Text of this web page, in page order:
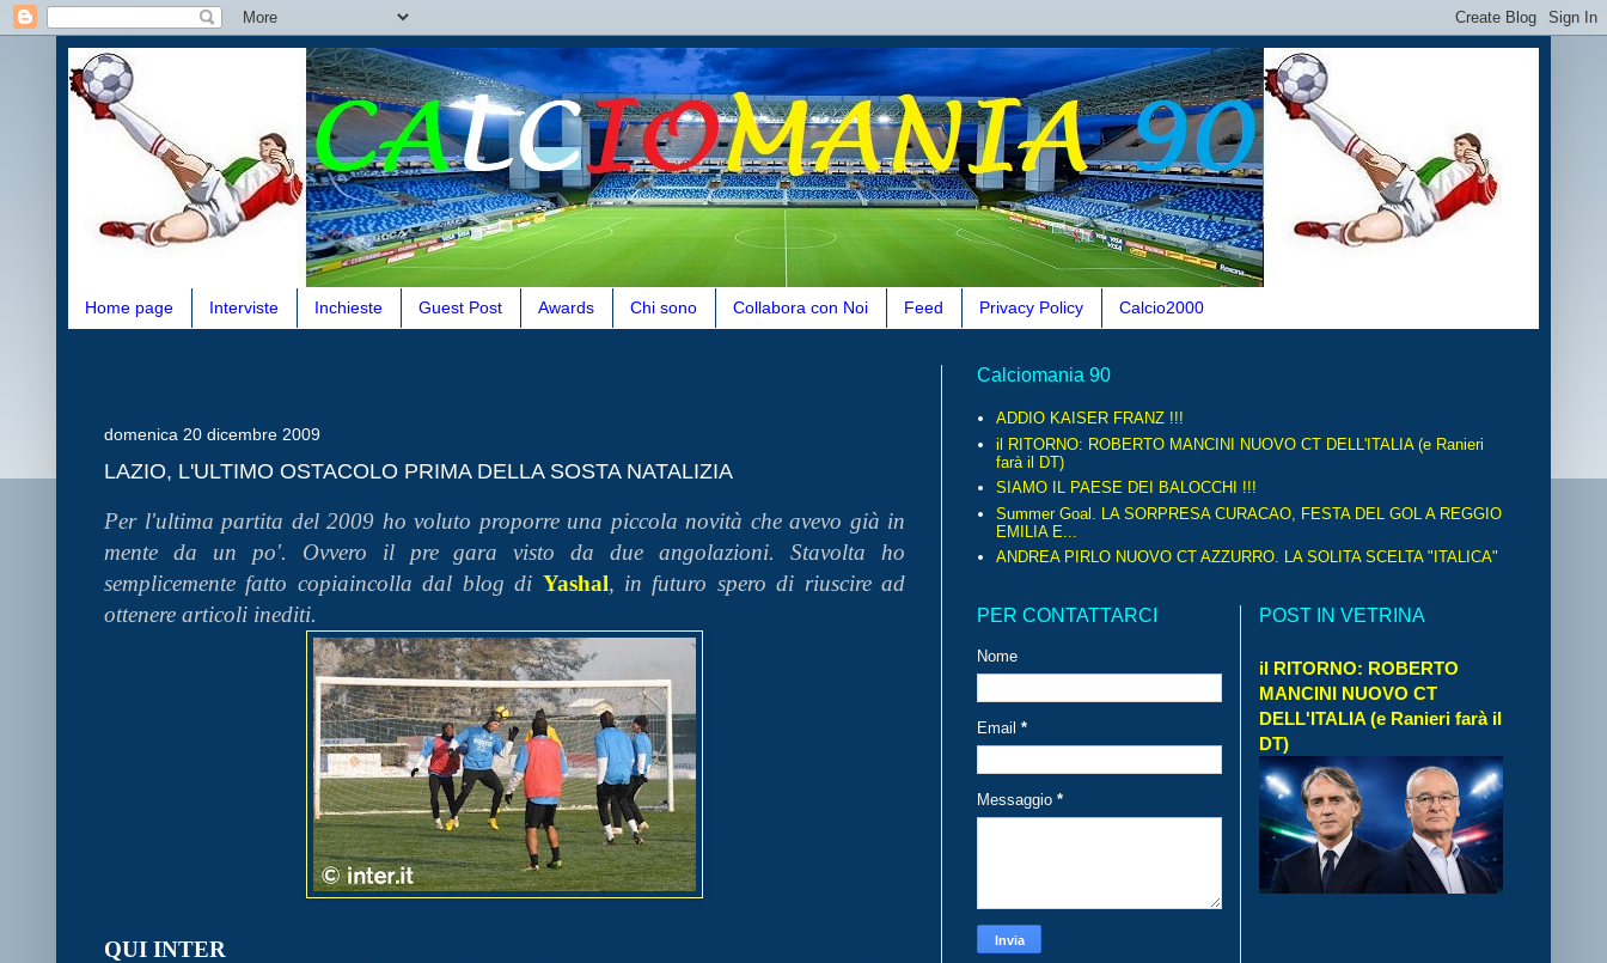
Home page Interviste Inchieste Guest Post Awards Chi sono Collabora con Noi Feed Privacy Policy Calcio2000
domenica 20 dicembre 2009
LAZIO, L'ULTIMO OSTACOLO PRIMA DELLA SOSTA NATALIZIA
Per l'ultima partita del 2009 ho voluto proporre una piccola novità che avevo già in
mente da un po'. Ovvero il pre gara visto da due angolazioni. Stavolta ho
semplicemente fatto copiaincolla dal blog di Yashal, in futuro spero di riuscire ad
ottenere articoli inediti.
QUI INTER
Calciomania 90
ADDIO KAISER FRANZ !!!
il RITORNO: ROBERTO MANCINI NUOVO CT DELL'ITALIA (e Ranieri
farà il DT)
SIAMO IL PAESE DEI BALOCCHI !!!
Summer Goal. LA SORPRESA CURACAO, FESTA DEL GOL A REGGIO
EMILIA E...
ANDREA PIRLO NUOVO CT AZZURRO. LA SOLITA SCELTA "ITALICA"
PER CONTATTARCI
Nome
Email *
Messaggio *
POST IN VETRINA
il RITORNO: ROBERTO
MANCINI NUOVO CT
DELL'ITALIA (e Ranieri farà il
DT)